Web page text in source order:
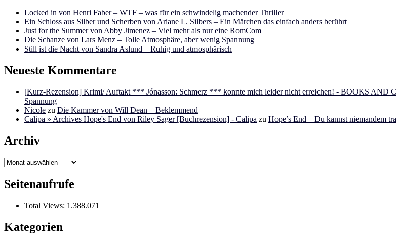
Locked in von Henri Faber – WTF – was für ein schwindelig machender Thriller
Ein Schloss aus Silber und Scherben von Ariane L. Silbers – Ein Märchen das einfach anders berührt
Just for the Summer von Abby Jimenez – Viel mehr als nur eine RomCom
Die Schanze von Lars Menz – Tolle Atmosphäre, aber wenig Spannung
Still ist die Nacht von Sandra Aslund – Ruhig und atmosphärisch
Neueste Kommentare
[Kurz-Rezension] Krimi/ Auftakt *** Jónasson: Schmerz *** konnte mich leider nicht erreichen! - BOOKS AND
Spannung
Nicole zu Die Kammer von Will Dean – Beklemmend
Calipa » Archives Hope's End von Riley Sager [Buchrezension] - Calipa zu Hope’s End – Du kannst niemandem
Archiv
Archiv
Seitenaufrufe
Total Views: 1.388.071
Kategorien